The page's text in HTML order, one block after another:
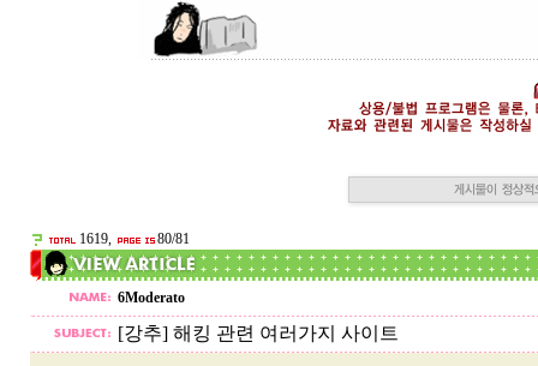
1619, 80/81
6Moderato
[강추] 해킹 관련 여러가지 사이트